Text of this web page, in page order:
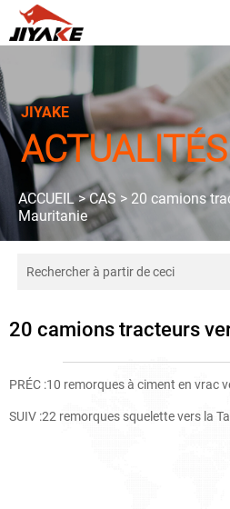
JIYAKE
ACTUALITÉS
ACCUEIL>CAS > 20 camions
Mauritanie
20 camions tracteurs
PRÉC :10 remorques à ciment en vrac
SUIV :22 remorques squelette vers la